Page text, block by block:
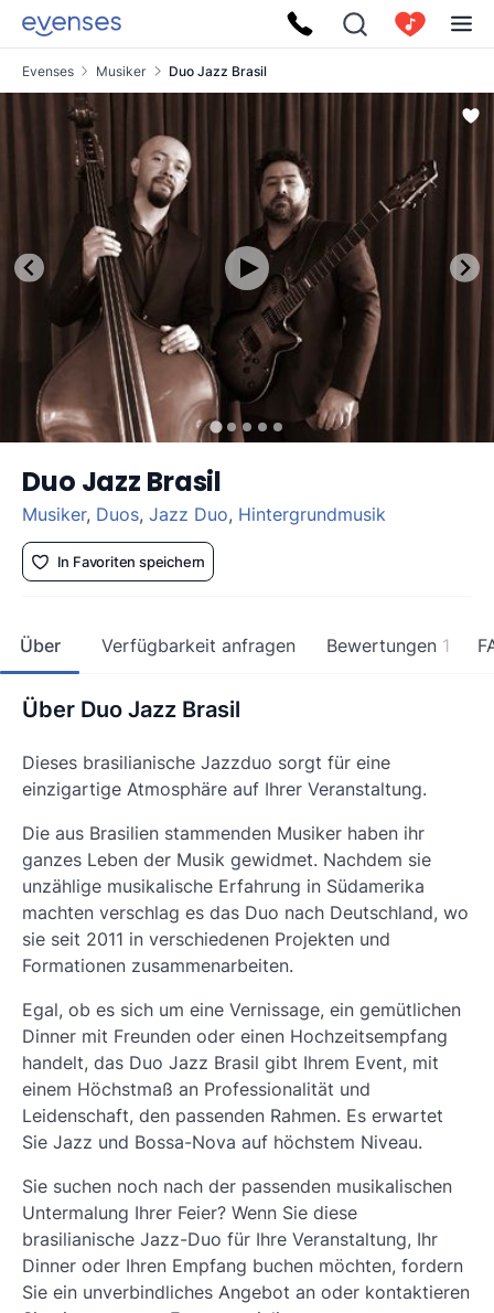
Evenses Musiker Duo Jazz Brasil
Duo Jazz Brasil
Musiker, Duos, Jazz Duo, Hintergrundmusik
In Favoriten speichern
Über Verfügbarkeit anfragen Bewertungen 1
Über Duo Jazz Brasil
Dieses brasilianische Jazzduo sorgt für eine
einzigartige Atmosphäre auf Ihrer Veranstaltung.
Die aus Brasilien stammenden Musiker haben ihr
ganzes Leben der Musik gewidmet. Nachdem sie
unzählige musikalische Erfahrung in Südamerika
machten verschlag es das Duo nach Deutschland, wo
sie seit 2011 in verschiedenen Projekten und
Formationen zusammenarbeiten.
Egal, ob es sich um eine Vernissage, ein gemütlichen
Dinner mit Freunden oder einen Hochzeitsempfang
handelt, das Duo Jazz Brasil gibt Ihrem Event, mit
einem Höchstmaß an Professionalität und
Leidenschaft, den passenden Rahmen. Es erwartet
Sie Jazz und Bossa-Nova auf höchstem Niveau.
Sie suchen noch nach der passenden musikalischen
Untermalung Ihrer Feier? Wenn Sie diese
brasilianische Jazz-Duo für Ihre Veranstaltung, Ihr
Dinner oder Ihren Empfang buchen möchten, fordern
Sie ein unverbindliches Angebot an oder kontaktieren